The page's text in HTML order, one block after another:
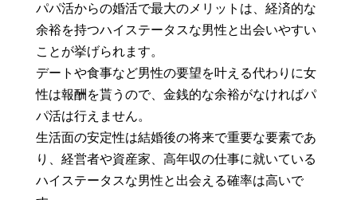
パパ活からの婚活で最大のメリットは、経済的な
余裕を持つハイステータスな男性と出会いやすい
ことが挙げられます。
デートや食事など男性の要望を叶える代わりに女
性は報酬を貰うので、金銭的な余裕がなければパ
パ活は行えません。
生活面の安定性は結婚後の将来で重要な要素であ
り、経営者や資産家、高年収の仕事に就いている
ハイステータスな男性と出会える確率は高いで